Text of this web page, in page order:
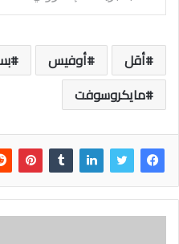
أقل أوفيس
مايكروسوفت